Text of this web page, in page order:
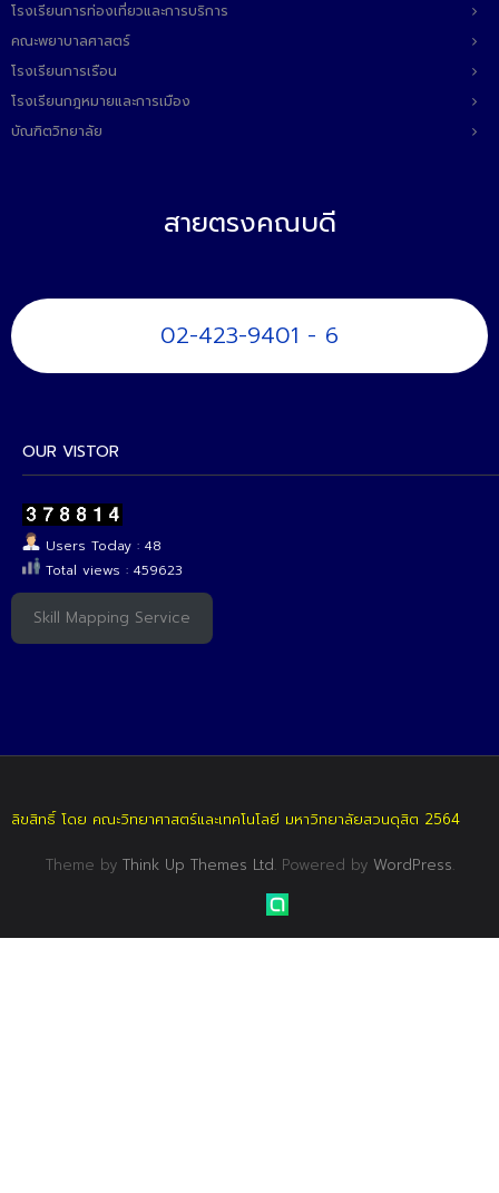
โรงเรียนการท่องเที่ยวและการบริการ
คณะพยาบาลศาสตร์
โรงเรียนการเรือน
โรงเรียนกฎหมายและการเมือง
บัณฑิตวิทยาลัย
สายตรงคณบดี
02-423-9401 - 6
OUR VISTOR
Users Today : 48
Total views : 459623
Skill Mapping Service
ลิขสิทธิ์ โดย คณะวิทยาศาสตร์และเทคโนโลยี มหาวิทยาลัยสวนดุสิต 2564
Theme by Think Up Themes Ltd. Powered by WordPress.